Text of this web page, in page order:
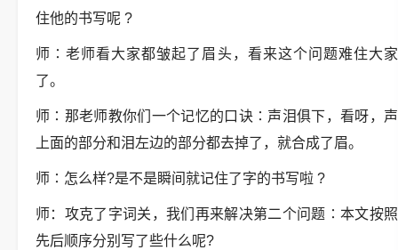
住他的书写呢 ?
师∶老师看大家都皱起了眉头，看来这个问题难住大家
了。
师∶那老师教你们一个记忆的口诀∶声泪俱下，看呀，声
上面的部分和泪左边的部分都去掉了，就合成了眉。
师∶怎么样?是不是瞬间就记住了字的书写啦 ?
师：攻克了字词关，我们再来解决第二个问题∶本文按照
先后顺序分别写了些什么呢?